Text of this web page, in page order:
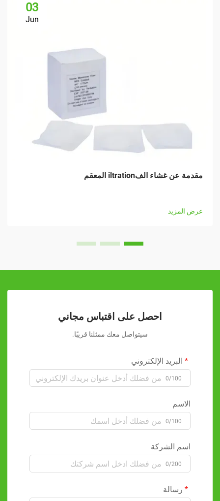
03
Jun
مقدمة عن غشاء الفiltration المعقم
عرض المزيد
احصل على اقتباس مجاني
سيتواصل معك ممثلنا قريبًا.
البريد الإلكتروني
0/100
الاسم
0/100
اسم الشركة
0/200
رسالة